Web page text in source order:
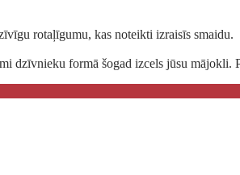
rotaļīgumu, kas noteikti izraisīs smaidu.
dzīvnieku formā šogad izcels jūsu mājokli.